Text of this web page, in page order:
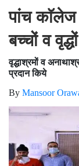
पांच काॅलेज
बच्चों व
वृद्धाश्रमों व
प्रदान किये
By Mansoor